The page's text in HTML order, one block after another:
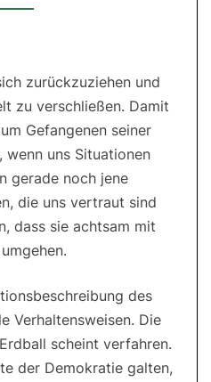
11a.12-
31
zurückzuziehen und
zu verschließen. Damit
Gefangenen seiner
wenn uns Situationen
gerade noch jene
die uns vertraut sind
dass sie achtsam mit
des
Verhaltensweisen. Die
scheint verfahren.
der Demokratie galten,